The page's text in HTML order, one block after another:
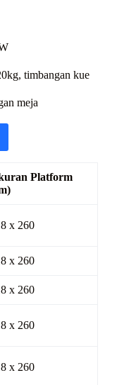
Platform
x 260
x 260
x 260
x 260
x 260